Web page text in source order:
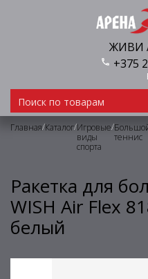
ЖИВИ
+375
Главная/Каталог/Игровые
виды
спорта
/
теннис
Ракетка для
WISH Air Flex
белый